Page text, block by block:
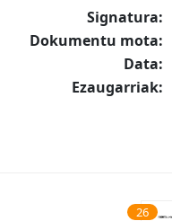
Signatura:
Dokumentu mota:
Data:
Ezaugarriak:
26